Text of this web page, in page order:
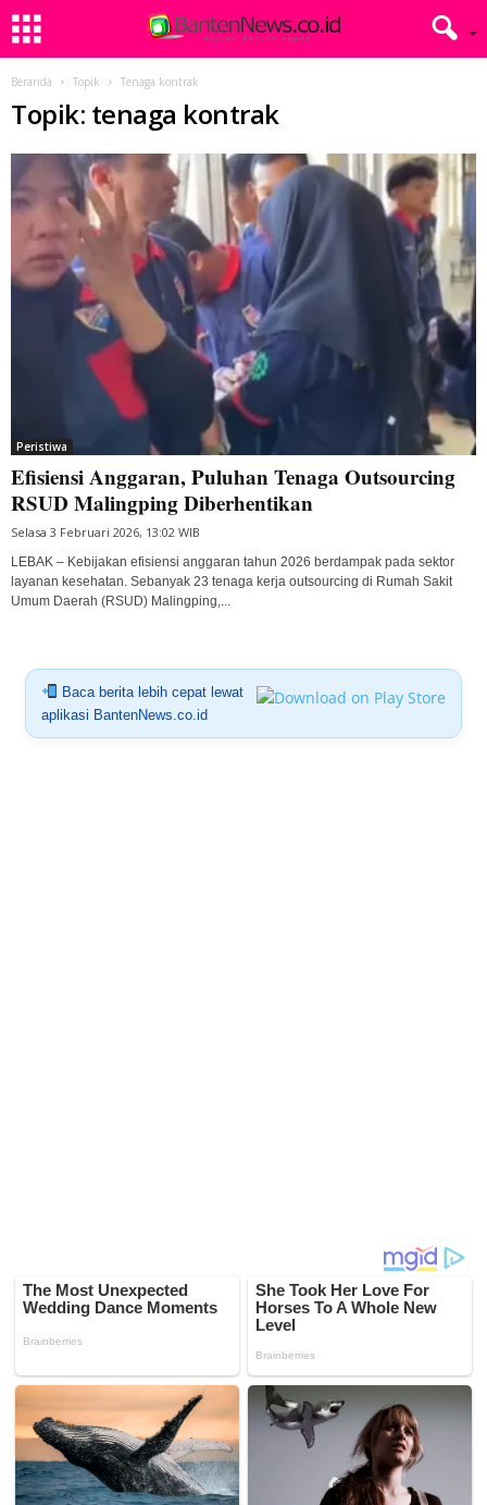
Beranda Topik Tenaga kontrak
Topik: tenaga kontrak
Peristiwa
Efisiensi Anggaran, Puluhan Tenaga Outsourcing
RSUD Malingping Diberhentikan
Selasa 3 Februari 2026, 13:02 WIB
LEBAK – Kebijakan efisiensi anggaran tahun 2026 berdampak pada sektor
layanan kesehatan. Sebanyak 23 tenaga kerja outsourcing di Rumah Sakit
Umum Daerah (RSUD) Malingping,...
Baca berita lebih cepat lewat
aplikasi BantenNews.co.id